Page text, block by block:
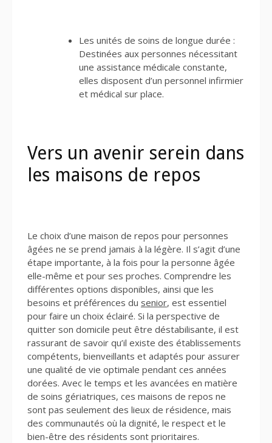
Les unités de soins de longue durée :
Destinées aux personnes nécessitant
une assistance médicale constante,
elles disposent d’un personnel infirmier
et médical sur place.
Vers un avenir serein dans
les maisons de repos
Le choix d’une maison de repos pour personnes
âgées ne se prend jamais à la légère. Il s’agit d’une
étape importante, à la fois pour la personne âgée
elle-même et pour ses proches. Comprendre les
différentes options disponibles, ainsi que les
besoins et préférences du senior, est essentiel
pour faire un choix éclairé. Si la perspective de
quitter son domicile peut être déstabilisante, il est
rassurant de savoir qu’il existe des établissements
compétents, bienveillants et adaptés pour assurer
une qualité de vie optimale pendant ces années
dorées. Avec le temps et les avancées en matière
de soins gériatriques, ces maisons de repos ne
sont pas seulement des lieux de résidence, mais
des communautés où la dignité, le respect et le
bien-être des résidents sont prioritaires.